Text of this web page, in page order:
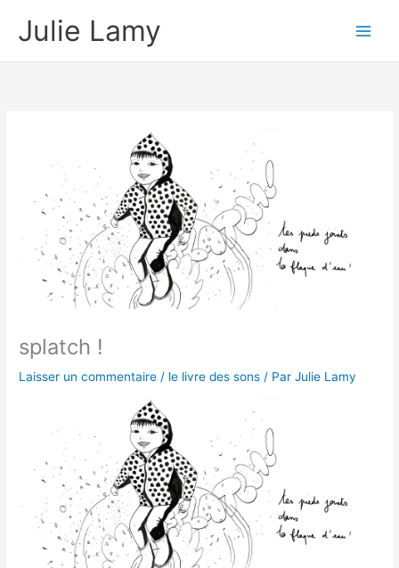
Julie Lamy
splatch !
Laisser un commentaire / le livre des sons / ParJulie Lamy